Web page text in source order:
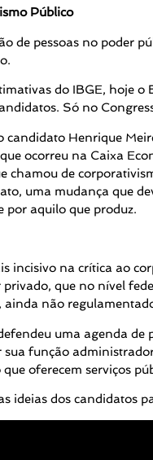
Público
de pessoas no poder
do IBGE, hoje
Só no
candidato Henrique
ocorreu na Caixa
chamou de
uma mudança que
por aquilo que produz.
incisivo na crítica ao
que no nível
ainda não
uma agenda de
função
oferecem serviços
ideias dos candidatos